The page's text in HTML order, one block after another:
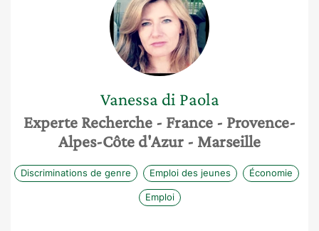
Vanessa di Paola
Experte Recherche - France - Provence-
Alpes-Côte d'Azur - Marseille
Discriminations de genre Emploi des jeunes Économie
Emploi